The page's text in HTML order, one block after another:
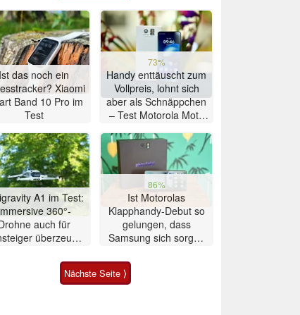
Ist das noch ein
Xiaomi
Band 10 Pro im
Test
73%
Handy enttäuscht zum
Vollpreis, lohnt sich
aber als Schnäppchen
– Test Motorola Moto
A1 im Test:
360°-
auch für
überzeugt
86%
Ist Motorolas
Klapphandy-Debut so
gelungen, dass
Samsung sich sorgen
Smartphone im Test
Nächste Seite ⟩